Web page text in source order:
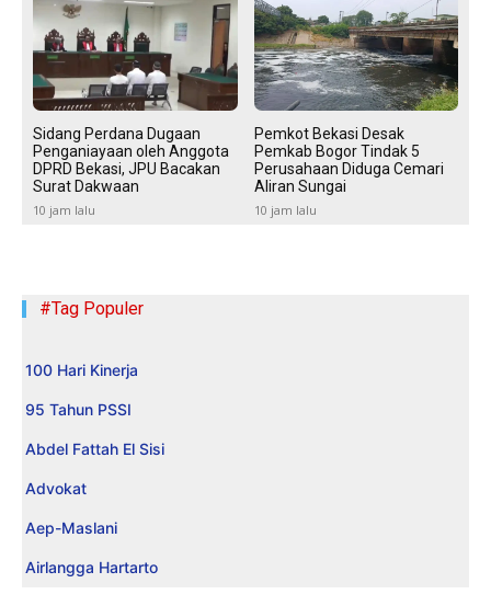
Sidang Perdana Dugaan
Penganiayaan oleh Anggota
DPRD Bekasi, JPU Bacakan
Surat Dakwaan
10 jam lalu
Pemkot Bekasi Desak
Pemkab Bogor Tindak 5
Perusahaan Diduga Cemari
Aliran Sungai
10 jam lalu
#Tag Populer
100 Hari Kinerja
95 Tahun PSSI
Abdel Fattah El Sisi
Advokat
Aep-Maslani
Airlangga Hartarto